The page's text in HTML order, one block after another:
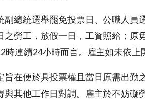
副總統選舉罷免投票日、公職人員
之勞工，放假一日，工資照給；原
時連續24小時而言。雇主如未依上
旨在便於具投票權且當日原需出勤
與其他工作日對調。雇主於不妨礙